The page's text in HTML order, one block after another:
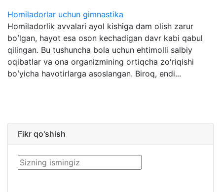
Homiladorlar uchun gimnastika
Homiladorlik avvalari ayol kishiga dam olish zarur
boʻlgan, hayot esa oson kechadigan davr kabi qabul
qilingan. Bu tushuncha bola uchun ehtimolli salbiy
oqibatlar va ona organizmining ortiqcha zoʻriqishi
boʻyicha havotirlarga asoslangan. Biroq, endi...
Fikr qo'shish